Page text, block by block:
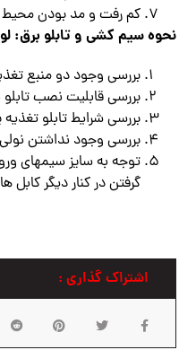
کم رفت و مد بودن محیط
نحوه سیم کشی و تابلو برق:
بررسی وجود دو منبع
بررسی قابلیت نصب
بررسی شرایط تابلو
بررسی وجود نداشتن
توجه به سایز سیمهای
گرفتن در کنار دیگر کابل